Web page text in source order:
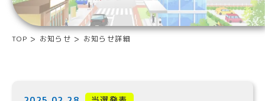
TOP お知らせ お知らせ詳細